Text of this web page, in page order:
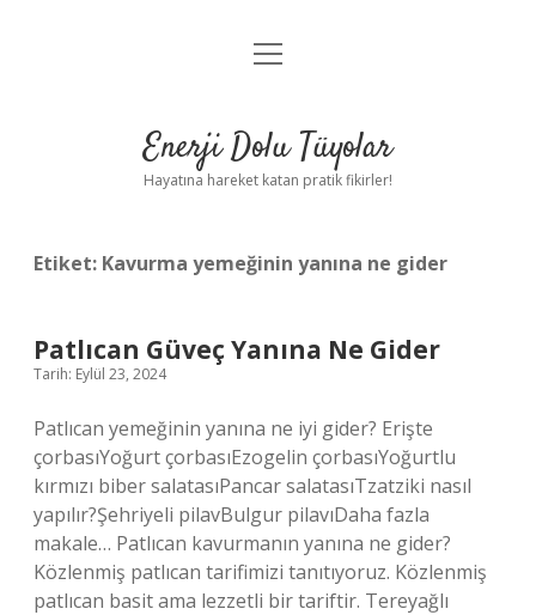
Anasayfa
Yasal Uyarı
menüyü
Enerji Dolu Tüyolar
Hayatına hareket katan pratik fikirler!
Etiket: Kavurma yemeğinin yanına ne gider
Patlıcan Güveç Yanına Ne Gider
Tarih: Eylül 23, 2024
Patlıcan yemeğinin yanına ne iyi gider? Erişte
çorbasıYoğurt çorbasıEzogelin çorbasıYoğurtlu
kırmızı biber salatasıPancar salatasıTzatziki nasıl
yapılır?Şehriyeli pilavBulgur pilavıDaha fazla
makale… Patlıcan kavurmanın yanına ne gider?
Közlenmiş patlıcan tarifimizi tanıtıyoruz. Közlenmiş
patlıcan basit ama lezzetli bir tariftir. Tereyağlı